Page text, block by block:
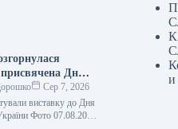
присвячена Дню
України.Сер 7, 2026
виставку до Дня
Фото 07.08.2026
и